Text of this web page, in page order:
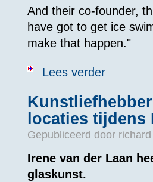
And their co-founder,
have got to get ice
make that happen."
Lees verderover The
locaties
Gepubliceerd door
Irene van der Laan
glaskunst.